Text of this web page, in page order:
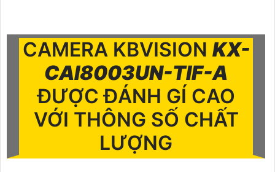
CAMERA KBVISION KX-
CAI8003UN-TIF-A
ĐƯỢC ĐÁNH GÍ CAO
VỚI THÔNG SỐ CHẤT
LƯỢNG